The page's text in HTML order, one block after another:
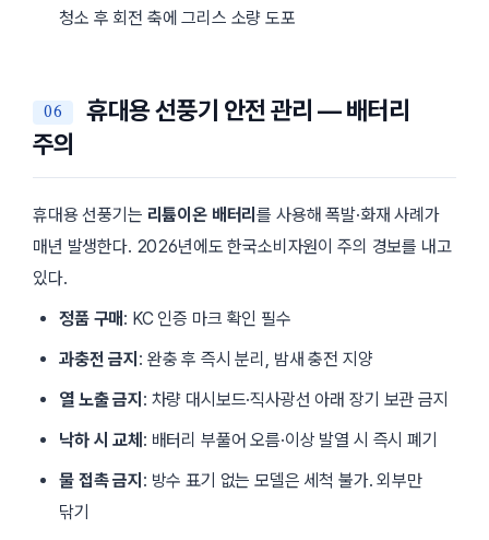
청소 후 회전 축에 그리스 소량 도포
휴대용 선풍기 안전 관리 — 배터리
주의
휴대용 선풍기는 리튬이온 배터리를 사용해 폭발·화재 사례가
매년 발생한다. 2026년에도 한국소비자원이 주의 경보를 내고
있다.
정품 구매 : KC 인증 마크 확인 필수
과충전 금지 : 완충 후 즉시 분리, 밤새 충전 지양
열 노출 금지 : 차량 대시보드·직사광선 아래 장기 보관 금지
낙하 시 교체 : 배터리 부풀어 오름·이상 발열 시 즉시 폐기
물 접촉 금지 : 방수 표기 없는 모델은 세척 불가. 외부만
닦기